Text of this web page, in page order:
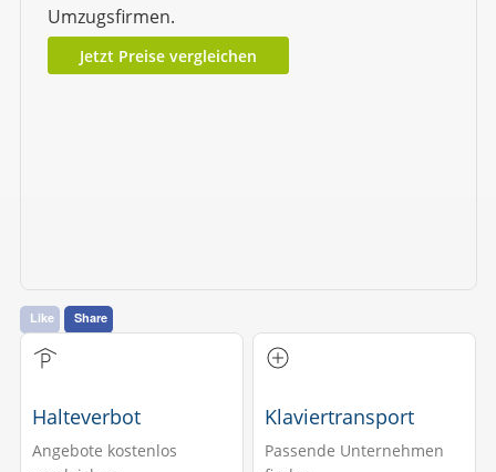
Umzugsfirmen.
Jetzt Preise vergleichen
Like Share
Halteverbot
Angebote kostenlos
Klaviertransport
Passende Unternehmen